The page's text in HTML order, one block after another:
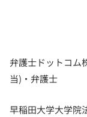
弁護士ドットコム
当)・弁護士
早稲田大学大学院